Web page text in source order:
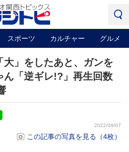
スポーツ カルチャー グルメ
」をしたあと、ガンを
ん「逆ギレ!?」再生回数
2022/09/07
この記事の写真を見る（4枚）